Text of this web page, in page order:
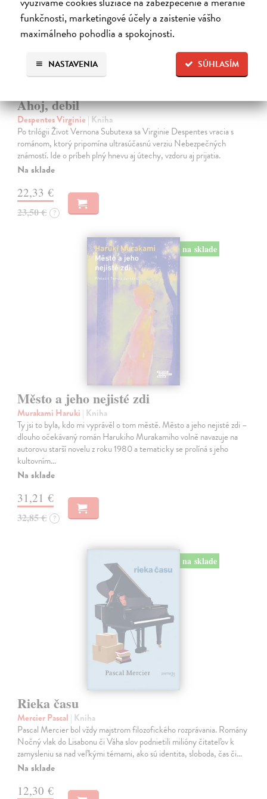
funkčnosti, marketingové účely a zaistenie vášho
maximálneho pohodlia a spokojnosti.
SÚHLASÍM
NASTAVENIA
Ahoj, debil
Despentes Virginie | Kniha
Po trilógii Život Vernona Subutexa sa Virginie Despentes vracia s
románom, ktorý pripomína ultrasúčasnú verziu Nebezpečných
známostí. Ide o príbeh plný hnevu aj útechy, vzdoru aj prijatia.
Na sklade
22,33 €
23,50 € ?
na sklade
Město a jeho nejisté zdi
Murakami Haruki | Kniha
Ty jsi to byla, kdo mi vyprávěl o tom městě. Město a jeho nejisté zdi –
dlouho očekávaný román Harukiho Murakamiho volně navazuje na
autorovu starší novelu z roku 1980 a tematicky se prolíná s jeho
kultovním…
Na sklade
31,21 €
32,85 € ?
na sklade
Rieka času
Mercier Pascal | Kniha
Pascal Mercier bol vždy majstrom filozofického rozprávania. Romány
Nočný vlak do Lisabonu či Váha slov podnietili milióny čitateľov k
zamysleniu sa nad veľkými témami, ako sú identita, sloboda, čas či…
Na sklade
12,30 €